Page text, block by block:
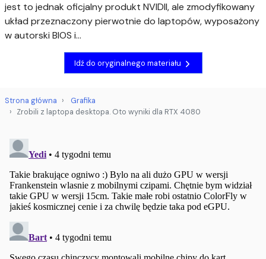
jest to jednak oficjalny produkt NVIDII, ale zmodyfikowany
układ przeznaczony pierwotnie do laptopów, wyposażony
w autorski BIOS i...
Idź do oryginalnego materiału
Strona główna
Grafika
Zrobili z laptopa desktopa. Oto wyniki dla RTX 4080